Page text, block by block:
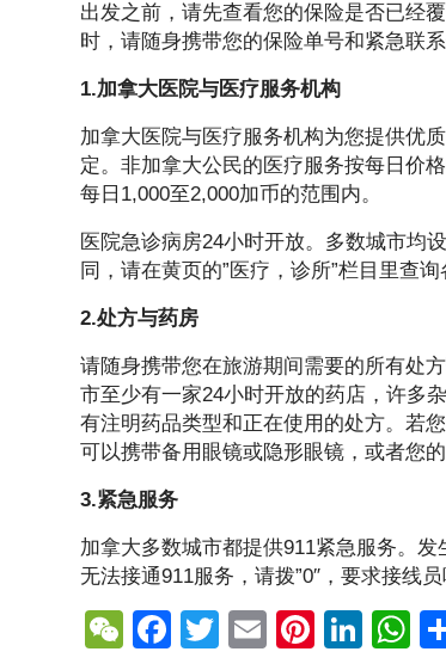
出发之前，请先查看您的保险是否已经
时，请随身携带您的保险单号和紧急联系
1.加拿大医院与医疗服务机构
加拿大医院与医疗服务机构为您提供优
定。非加拿大公民的医疗服务按每日价
每日1,000至2,000加币的范围内。
医院急诊病房24小时开放。多数城市均
同，请在黄页的”医疗，诊所”栏目里查询
2.处方与药房
请随身携带您在旅游期间需要的所有处
市至少有一家24小时开放的药店，许多
有注明药品类型和正在使用的处方。若
可以携带备用眼镜或隐形眼镜，或者您
3.紧急服务
加拿大多数城市都提供911紧急服务。
无法接通911服务，请拨”0″，要求接线
W
F
T
E
Pi
Li
W